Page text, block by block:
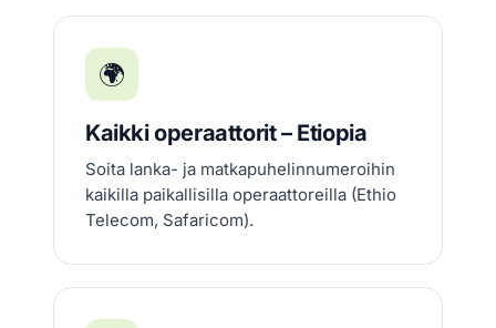
🌍
Kaikki operaattorit – Etiopia
Soita lanka- ja matkapuhelinnumeroihin
kaikilla paikallisilla operaattoreilla (Ethio
Telecom, Safaricom).